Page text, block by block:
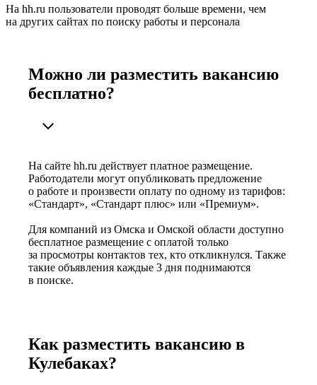
На hh.ru пользователи проводят больше времени, чем
на других сайтах по поиску работы и персонала
Можно ли разместить вакансию
бесплатно?
На сайте hh.ru действует платное размещение.
Работодатели могут опубликовать предложение
о работе и произвести оплату по одному из тарифов:
«Стандарт», «Стандарт плюс» или «Премиум».
Для компаний из Омска и Омской области доступно
бесплатное размещение с оплатой только
за просмотры контактов тех, кто откликнулся. Также
такие объявления каждые 3 дня поднимаются
в поиске.
Как разместить вакансию в
Кулебаках?